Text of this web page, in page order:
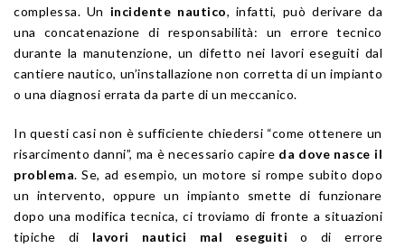
complessa. Un incidente nautico, infatti, può derivare da
una concatenazione di responsabilità: un errore tecnico
durante la manutenzione, un difetto nei lavori eseguiti dal
cantiere nautico, un’installazione non corretta di un impianto
o una diagnosi errata da parte di un meccanico.
In questi casi non è sufficiente chiedersi “come ottenere un
risarcimento danni”, ma è necessario capire da dove nasce il
problema. Se, ad esempio, un motore si rompe subito dopo
un intervento, oppure un impianto smette di funzionare
dopo una modifica tecnica, ci troviamo di fronte a situazioni
tipiche di lavori nautici mal eseguiti o di errore